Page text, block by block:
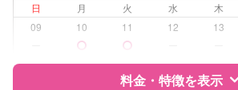
学校/塾の補習・宿題
小学生
英語
日 月 火 水 木
09
10 11 12 13
料金・特徴を表示